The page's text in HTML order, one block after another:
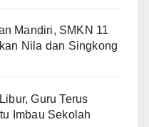
Mandiri, SMKN 11
Nila dan Singkong
Guru Terus
Imbau Sekolah